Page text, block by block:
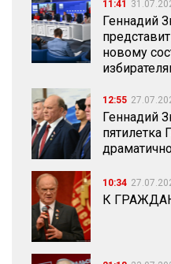
11:41
Геннадий
новому
12:55
Геннадий
10:34
К